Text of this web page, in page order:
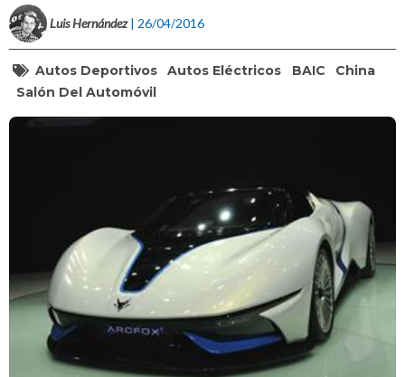
Luis Hernández | 26/04/2016
Autos Deportivos Autos Eléctricos BAIC
China
Salón Del Automóvil